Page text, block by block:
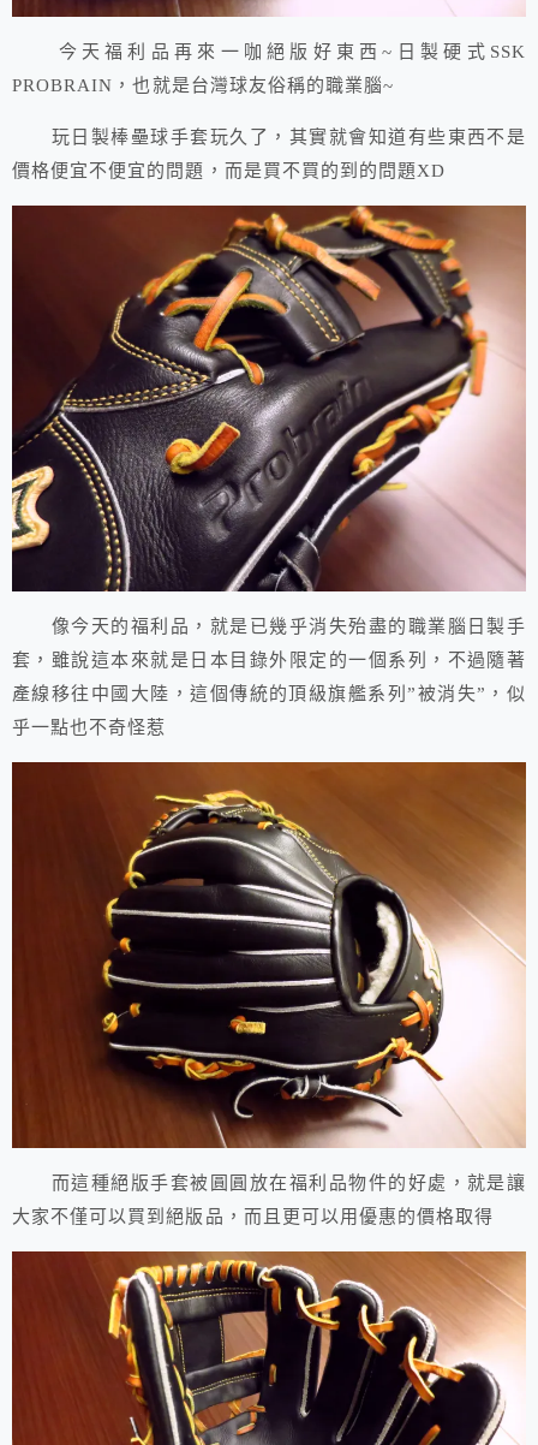
今天福利品再來一咖絕版好東西~日製硬式SSK
PROBRAIN，也就是台灣球友俗稱的職業腦~
玩日製棒壘球手套玩久了，其實就會知道有些東西不是
價格便宜不便宜的問題，而是買不買的到的問題XD
像今天的福利品，就是已幾乎消失殆盡的職業腦日製手
套，雖說這本來就是日本目錄外限定的一個系列，不過隨著
產線移往中國大陸，這個傳統的頂級旗艦系列”被消失”，似
乎一點也不奇怪惹
而這種絕版手套被圓圓放在福利品物件的好處，就是讓
大家不僅可以買到絕版品，而且更可以用優惠的價格取得